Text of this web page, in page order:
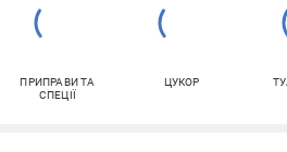
ПРИПРАВИ ТА
СПЕЦІЇ
ЦУКОР